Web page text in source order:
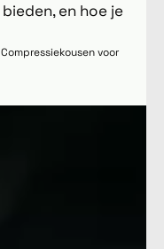
en hoe je
Compressiekousen voor